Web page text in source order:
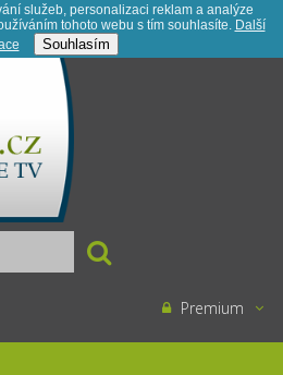
služeb, personalizaci reklam a analýze
tohoto webu s tím souhlasíte. Další
Souhlasím
Registrace Kontakt Novinky
Premium